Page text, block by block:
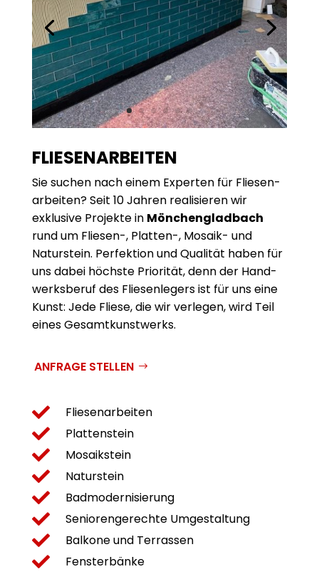
FLIESEN­ARBEITEN
Sie suchen nach einem Experten für Fliesen­
arbeiten? Seit 10 Jahren realisieren wir
exklusive Projekte in Mönchen­gladbach
rund um Fliesen-, Platten-, Mosaik- und
Naturstein. Perfektion und Qualität haben für
uns dabei höchste Priorität, denn der Hand­
werksberuf des Fliesenlegers ist für uns eine
Kunst: Jede Fliese, die wir verlegen, wird Teil
eines Gesamtkunstwerks.
ANFRAGE STELLEN
 Fliesenarbeiten
 Plattenstein
 Mosaikstein
 Naturstein
 Badmodernisierung
 Seniorengerechte Umgestaltung
 Balkone und Terrassen
 Fensterbänke